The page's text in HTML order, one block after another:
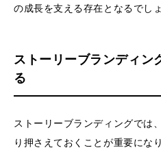
の成長を支える存在となるでしょ
ストーリーブランディン
る
ストーリーブランディングでは
り押さえておくことが重要にな